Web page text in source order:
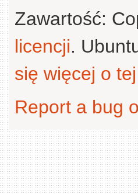
Zawartość:
licencji.
się więcej o
Report a bug